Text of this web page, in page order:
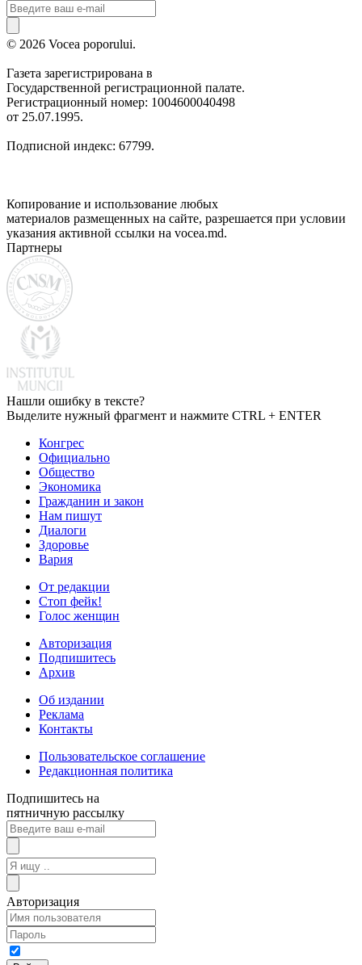
© 2026 Vocea poporului.
Газета зарегистрирована в
Государственной регистрационной палате.
Регистрационный номер: 1004600040498
от 25.07.1995.
Подписной индекс: 67799.
Копирование и использование любых
материалов размещенных на сайте, разрешается при условии
указания активной ссылки на vocea.md.
Партнеры
Нашли ошибку в тексте?
Выделите нужный фрагмент и нажмите CTRL + ENTER
Конгрес
Официально
Общество
Экономика
Гражданин и закон
Нам пишут
Диалоги
Здоровье
Вария
От редакции
Стоп фейк!
Голос женщин
Авторизация
Подпишитесь
Архив
Об издании
Реклама
Контакты
Пользовательское соглашение
Редакционная политика
Подпишитесь на
пятничную рассылку
Авторизация